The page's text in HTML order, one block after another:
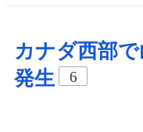
カナダ西部で
発生
6